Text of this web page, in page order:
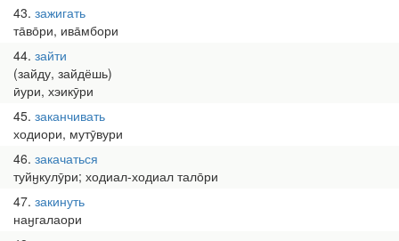
43 зажигать
та̄во̄ри, ива̄мбори
44 зайти
(зайду, зайдёшь)
ӣури, хэикӯри
45 заканчивать
ходиори, мутӯвури
46 закачаться
туйӈкулӯри; ходиал-ходиал тало̄ри
47 закинуть
наӈгалаори